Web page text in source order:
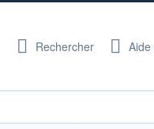
Rechercher Aide